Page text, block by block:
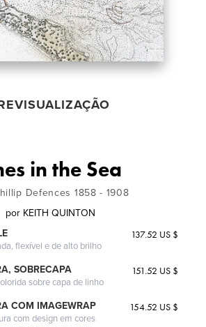
in the Sea
Defences 1858 - 1908
por KEITH QUINTON
flexível e de alto brilho
137.52 US $
SOBRECAPA
sobre capa de linho
151.52 US $
COM IMAGEWRAP
com design em cores
154.52 US $